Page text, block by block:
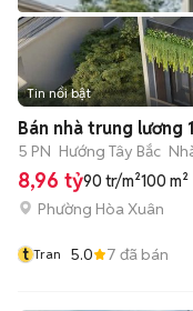
Tin nổi bật
Bán nhà trung lương
5 PN Hướng Tây Bắc
8,96 tỷ90 tr/m²100 m²
Phường Hòa Xuân
t Tran 5.0 7 đã bán